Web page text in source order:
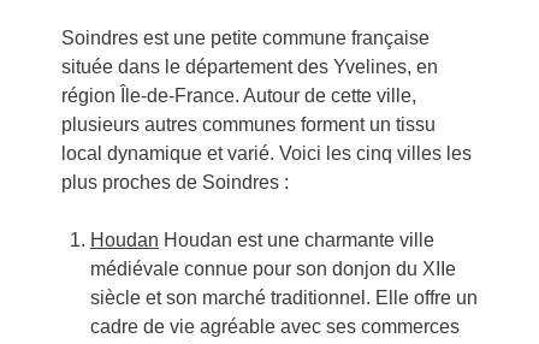
Soindres est une petite commune française
située dans le département des Yvelines, en
région Île-de-France. Autour de cette ville,
plusieurs autres communes forment un tissu
local dynamique et varié. Voici les cinq villes les
plus proches de Soindres :
Houdan Houdan est une charmante ville
médiévale connue pour son donjon du XIIe
siècle et son marché traditionnel. Elle offre un
cadre de vie agréable avec ses commerces